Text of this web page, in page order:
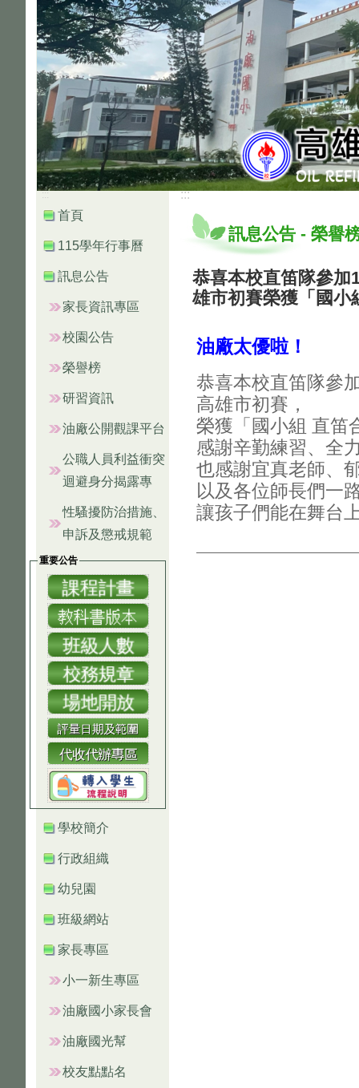
:::
首頁
115學年行事曆
訊息公告
家長資訊專區
校園公告
榮譽榜
研習資訊
油廠公開觀課平台
公職人員利益衝突
迴避身分揭露專
性騷擾防治措施、
申訴及懲戒規範
重要公告
學校簡介
行政組織
幼兒園
班級網站
家長專區
小一新生專區
油廠國小家長會
油廠國光幫
校友點點名
:::
訊息公告 - 榮譽
恭喜本校直笛隊參加
雄市初賽榮獲「國小
油廠太優啦！
恭喜本校直笛隊參
高雄市初賽，
榮獲「國小組 直笛
感謝辛勤練習、全
也感謝宜真老師、
以及各位師長們一
讓孩子們能在舞台